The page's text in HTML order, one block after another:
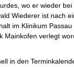
wo er wieder
Wiederer ist nach
im Klinikum
Mainkofen verlegt
in den